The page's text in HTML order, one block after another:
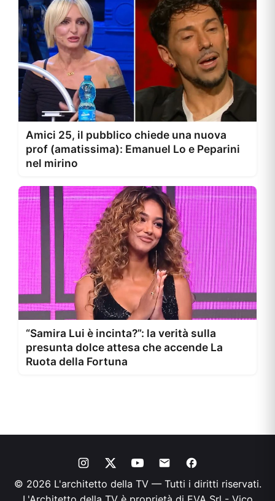
Amici 25, il pubblico chiede una nuova
prof (amatissima): Emanuel Lo e Peparini
nel mirino
“Samira Lui è incinta?”: la verità sulla
presunta dolce attesa che accende La
Ruota della Fortuna
© 2026 L'architetto della TV — Tutti i diritti riservati.